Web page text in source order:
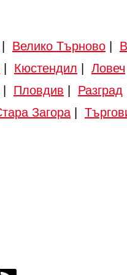
Велико Търново
Кюстендил Ловеч
Пловдив Разград
Загора